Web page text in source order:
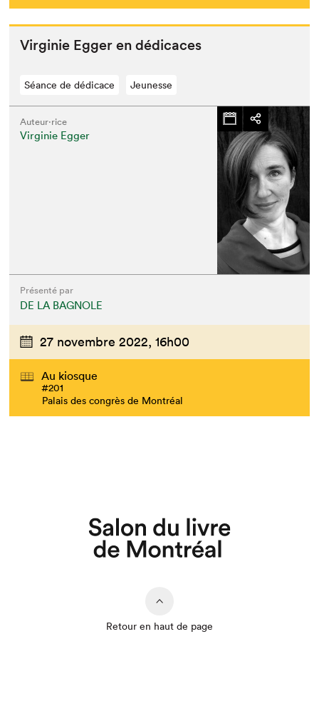
Vir­ginie Egger en dédicaces
Séance de dédicace Jeunesse
Auteur·rice
Virginie Egger
Présenté par
DE LA BAGNOLE
27 novembre 2022, 16h00
Au kiosque
#201
Palais des congrès de Montréal
Retour en haut de page